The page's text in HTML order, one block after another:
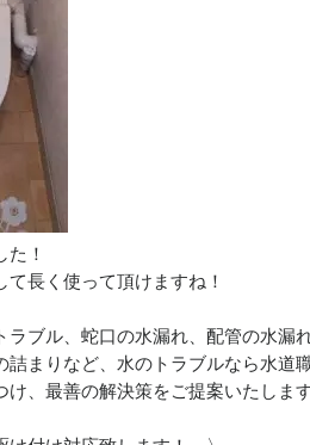
た！
て長く使って頂けますね！
ラブル、蛇口の水漏れ、配管の水漏れ
詰まりなど、水のトラブルなら水道
け、最善の解決策をご提案いたします